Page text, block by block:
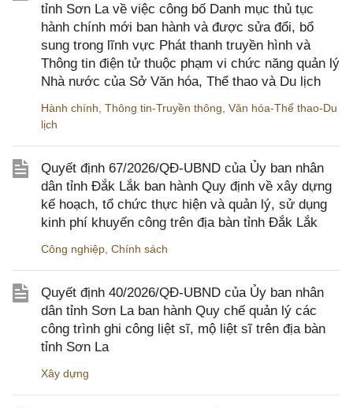
tỉnh Sơn La về việc công bố Danh mục thủ tục
hành chính mới ban hành và được sửa đổi, bổ
sung trong lĩnh vực Phát thanh truyền hình và
Thông tin điện tử thuộc phạm vi chức năng quản lý
Nhà nước của Sở Văn hóa, Thể thao và Du lịch
Hành chính, Thông tin-Truyền thông, Văn hóa-Thể thao-Du
lịch
Quyết định 67/2026/QĐ-UBND của Ủy ban nhân
dân tỉnh Đắk Lắk ban hành Quy định về xây dựng
kế hoạch, tổ chức thực hiện và quản lý, sử dụng
kinh phí khuyến công trên địa bàn tỉnh Đắk Lắk
Công nghiệp, Chính sách
Quyết định 40/2026/QĐ-UBND của Ủy ban nhân
dân tỉnh Sơn La ban hành Quy chế quản lý các
công trình ghi công liệt sĩ, mộ liệt sĩ trên địa bàn
tỉnh Sơn La
Xây dựng